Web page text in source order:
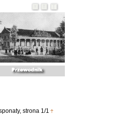
strona 1/1